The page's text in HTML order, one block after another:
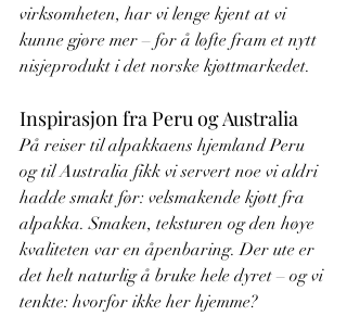
virksomheten, har vi lenge kjent at vi
kunne gjøre mer – for å løfte fram et nytt
nisjeprodukt i det norske kjøttmarkedet.
Inspirasjon fra Peru og Australia
På reiser til alpakkaens hjemland Peru
og til Australia fikk vi servert noe vi aldri
hadde smakt før: velsmakende kjøtt fra
alpakka. Smaken, teksturen og den høye
kvaliteten var en åpenbaring. Der ute er
det helt naturlig å bruke hele dyret – og vi
tenkte: hvorfor ikke her hjemme?